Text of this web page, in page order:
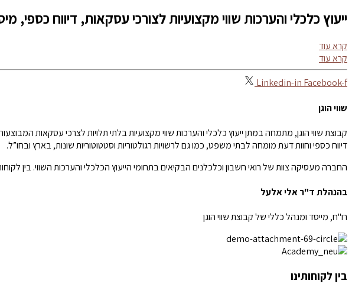
ייעוץ כלכלי והערכות שווי מקצועיות לצורכי עסקאות, דיווח כספי,
קרא עוד
קרא עוד
Linkedin-in Facebook-f
שווי הוגן
דיווח כספי וחוות דעת מומחה לבתי משפט, כמו גם לרשויות רגולטוריות וסטטוטוריות שונות, בארץ ובחו”ל.
החברה מעסיקה צוות של רואי חשבון וכלכלנים הבקיאים בתחומי הייעוץ הכלכלי והערכות השווי. בין
בהנהלת ד"ר אלי אלעל
רו"ח, מייסד ומנהל כללי של קבוצת שווי הוגן
בין לקוחותינו